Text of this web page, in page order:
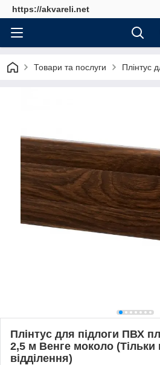
https://akvareli.net
Товари та послуги Плінтус
Плінтус для підлоги ПВХ
2,5 м Венге моколо (Тільки
відділення)